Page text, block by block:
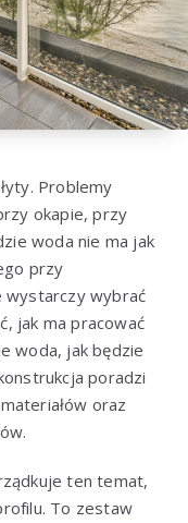
Problemy
okapie, przy
woda nie ma jak
przy
wystarczy wybrać
jak ma pracować
woda, jak będzie
poradzi
oraz
ten temat,
To zestaw